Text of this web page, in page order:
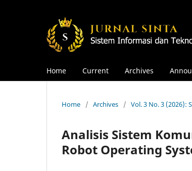
Home Current Archives
Home / Archives / Vol. 3 No. 3 (2026):
Analisis Sistem
Robot Operating